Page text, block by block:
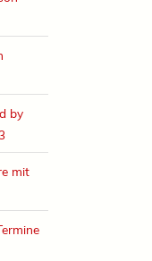
by
mit